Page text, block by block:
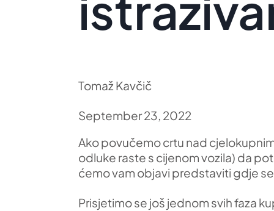
Tomaž Kavčič
September 23, 2022
Ako povučemo crtu nad
odluke raste s cijenom vozila) da
ćemo vam objavi predstaviti gdje
Prisjetimo se još jednom svih faza